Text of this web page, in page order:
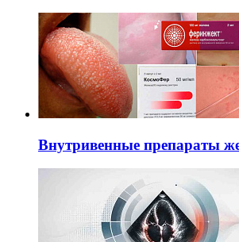
Внутривенные препараты